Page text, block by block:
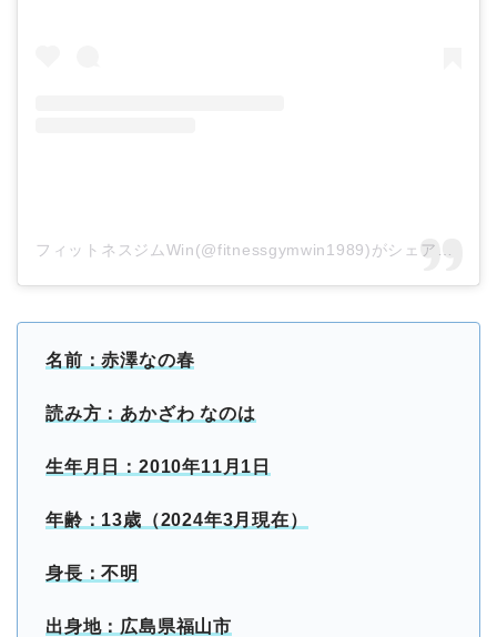
名前：赤澤なの春
読み方：あかざわ なのは
生年月日：2010年11月1日
年齢：13歳（2024年3月現在）
身長：不明
出身地：広島県福山市